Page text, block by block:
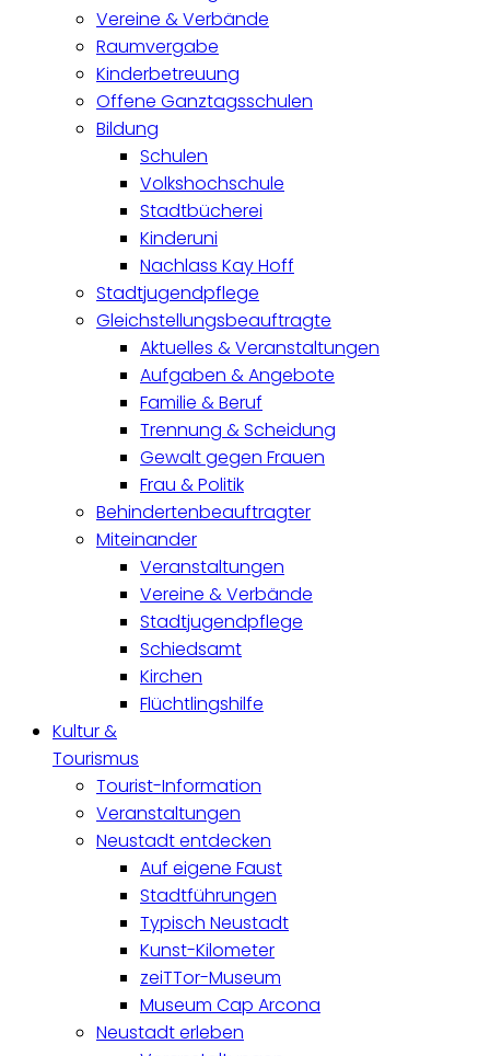
Vereine & Verbände
Raumvergabe
Kinderbetreuung
Offene Ganztagsschulen
Bildung
Schulen
Volkshochschule
Stadtbücherei
Kinderuni
Nachlass Kay Hoff
Stadtjugendpflege
Gleichstellungsbeauftragte
Aktuelles & Veranstaltungen
Aufgaben & Angebote
Familie & Beruf
Trennung & Scheidung
Gewalt gegen Frauen
Frau & Politik
Behindertenbeauftragter
Miteinander
Veranstaltungen
Vereine & Verbände
Stadtjugendpflege
Schiedsamt
Kirchen
Flüchtlingshilfe
Kultur &
Tourismus
Tourist-Information
Veranstaltungen
Neustadt entdecken
Auf eigene Faust
Stadtführungen
Typisch Neustadt
Kunst-Kilometer
zeiTTor-Museum
Museum Cap Arcona
Neustadt erleben